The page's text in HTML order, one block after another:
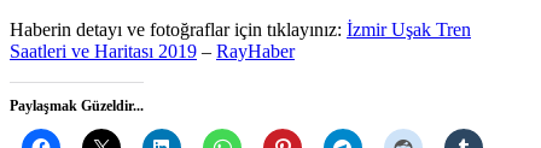
Haberin detayı ve fotoğraflar için tıklayınız: İzmir Uşak Tren
Saatleri ve Haritası 2019 – RayHaber
Paylaşmak Güzeldir...